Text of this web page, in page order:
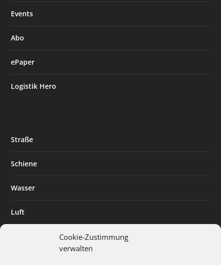
Cookie-Zustimmung
verwalten
Events
Abo
ePaper
Logistik Hero
Straße
Schiene
Wasser
Luft